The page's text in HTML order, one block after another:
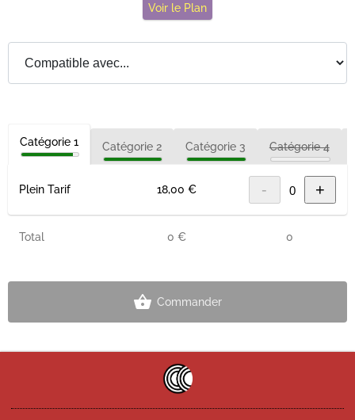
Voir le Plan
Catégorie 1 Catégorie 2 Catégorie 3 Catégorie 4
Plein Tarif 18,00 € - +
Total 0 € 0
Commander